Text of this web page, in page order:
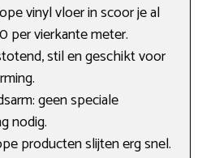
vinyl vloer in scoor je al
per vierkante meter.
stil en geschikt voor
geen speciale
nodig.
producten slijten erg snel.